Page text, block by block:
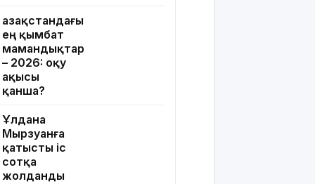
Қазақстандағы
ең қымбат
мамандықтар
– 2026: оқу
ақысы
қанша?
Ұлдана
Мырзуанға
қатысты іс
сотқа
жолданды